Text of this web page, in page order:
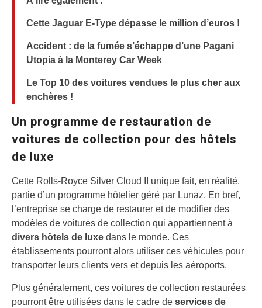
Cette Jaguar E-Type dépasse le million d’euros !
Accident : de la fumée s’échappe d’une Pagani
Utopia à la Monterey Car Week
Le Top 10 des voitures vendues le plus cher aux
enchères !
Un programme de restauration de
voitures de collection pour des hôtels
de luxe
Cette Rolls-Royce Silver Cloud II unique fait, en réalité,
partie d’un programme hôtelier géré par Lunaz. En bref,
l’entreprise se charge de restaurer et de modifier des
modèles de voitures de collection qui appartiennent à
divers hôtels de luxe dans le monde. Ces
établissements pourront alors utiliser ces véhicules pour
transporter leurs clients vers et depuis les aéroports.
Plus généralement, ces voitures de collection restaurées
pourront être utilisées dans le cadre de services de